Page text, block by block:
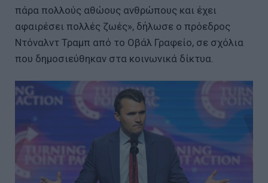
πάρα πολλούς αθώους ανθρώπους και έχει
αφαιρέσει πολλές ζωές», δήλωσε ο πρόεδρος
Ντόναλντ Τραμπ από το Οβάλ Γραφείο, σε σχόλια
που δημοσιεύθηκαν στα κοινωνικά δίκτυα.